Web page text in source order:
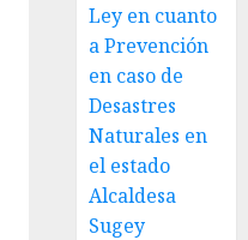
Ley en cuanto
a Prevención
en caso de
Desastres
Naturales en
el estado
Alcaldesa
Sugey